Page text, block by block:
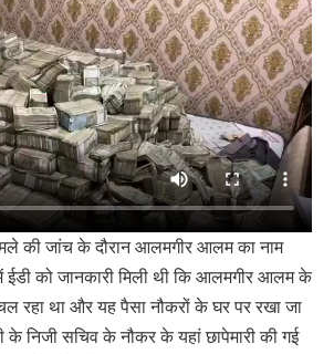
की जांच के दौरान आलमगीर आलम का नाम
ईडी को जानकारी मिली थी कि आलमगीर आलम के
रहा था और यह पैसा नौकरों के घर पर रखा जा
के निजी सचिव के नौकर के यहां छापेमारी की गई